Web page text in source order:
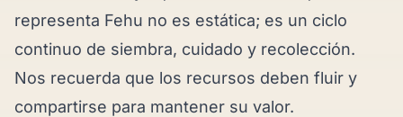
representa Fehu no es estática; es un ciclo
continuo de siembra, cuidado y recolección.
Nos recuerda que los recursos deben fluir y
compartirse para mantener su valor.